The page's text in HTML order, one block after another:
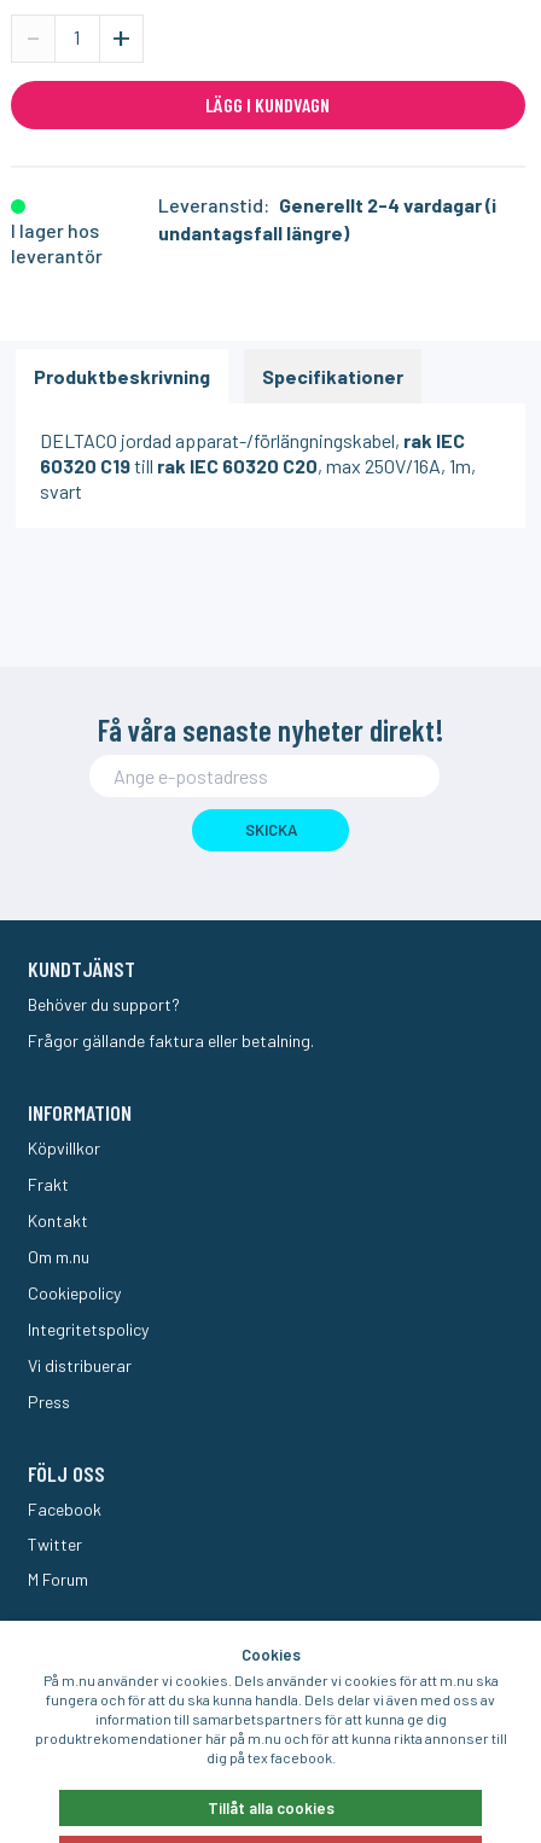
-
+
LÄGG I KUNDVAGN
I lager hos
leverantör
Leveranstid: Generellt 2-4 vardagar (i
undantagsfall längre)
Produktbeskrivning Specifikationer
DELTACO jordad apparat-/förlängningskabel, rak IEC
60320 C19till rak IEC 60320 C20, max 250V/16A, 1m,
svart
Få våra senaste nyheter direkt!
SKICKA
KUNDTJÄNST
Behöver du support?
Frågor gällande faktura eller betalning.
INFORMATION
Köpvillkor
Frakt
Kontakt
Om m.nu
Cookiepolicy
Integritetspolicy
Vi distribuerar
Press
FÖLJ OSS
Facebook
Twitter
M Forum
Cookies
På m.nu använder vi cookies. Dels använder vi cookies för att m.nu ska
fungera och för att du ska kunna handla. Dels delar vi även med oss av
information till samarbetspartners för att kunna ge dig
produktrekomendationer här på m.nu och för att kunna rikta annonser till
dig på tex facebook.
Tillåt alla cookies